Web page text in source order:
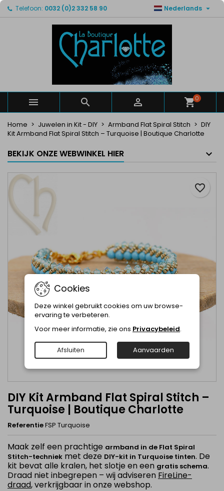
Telefoon: 0032 (0)2 332 58 90 Nederlands 
   0
Home Juwelen in Kit - DIY Armband Flat Spiral Stitch
DIY
Kit Armband Flat Spiral Stitch – Turquoise | Boutique Charlotte
BEKIJK ONZE WEBWINKEL HIER
DIY Kit Armband Flat Spiral Stitch –
Turquoise | Boutique Charlotte
ReferentieFSP Turquoise
Maak zelf een prachtige armband in de Flat Spiral
Stitch-techniek met deze DIY-kit in Turquoise tinten. De
kit bevat alle kralen, het slotje en een gratis schema.
Draad niet inbegrepen – wij adviseren FireLine-
draad, verkrijgbaar in onze webshop.
favorite_border
Mijn verlanglijsten ×
Maak een lijst
Maak een verlanglijst ×
Verlanglijst naam
Annuleren Maak een verlanglijst
Inloggen ×
U moet ingelogd zijn om producten in uw verlanglijst
Annuleren Inloggen
Cookies
Deze winkel gebruikt cookies om uw browse-
ervaring te verbeteren.
Voor meer informatie, zie ons Privacybeleid.
Afsluiten Aanvaarden